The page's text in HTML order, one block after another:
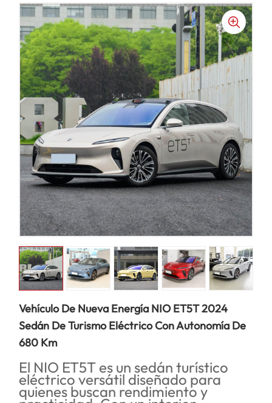
Vehículo De Nueva Energía NIO ET5T 2024
Sedán De Turismo Eléctrico Con Autonomía De
680 Km
El NIO ET5T es un sedán turístico
eléctrico versátil diseñado para
quienes buscan rendimiento y